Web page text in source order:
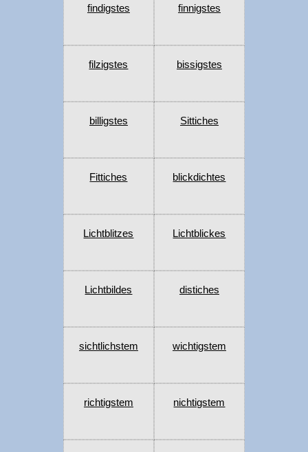
findigstes finnigstes
filzigstes bissigstes
billigstes Sittiches
Fittiches blickdichtes
Lichtblitzes Lichtblickes
Lichtbildes distiches
sichtlichstem wichtigstem
richtigstem nichtigstem